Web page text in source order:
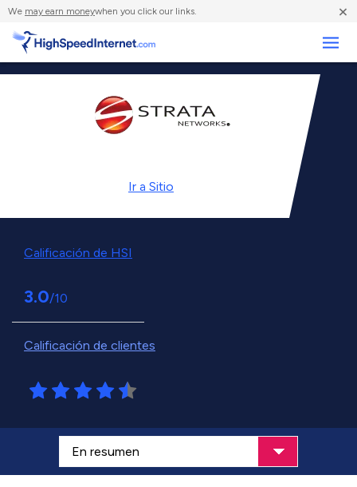
We may earn moneywhen you click our links. ×
Ir a Sitio
Calificación de HSI
3.0/10
Calificación de clientes